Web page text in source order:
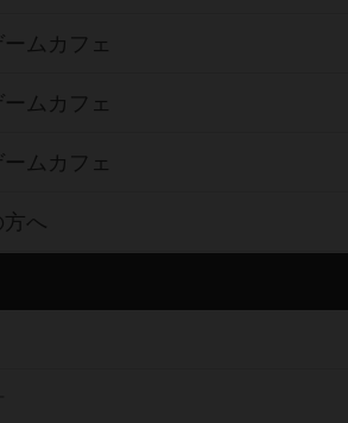
ムカフェ
ムカフェ
ムカフェ
へ